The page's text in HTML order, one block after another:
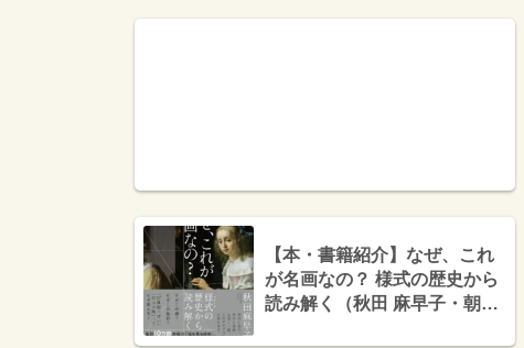
【本・書籍紹介】なぜ、これ
が名画なの？ 様式の歴史から
読み解く（秋田 麻早子・朝日